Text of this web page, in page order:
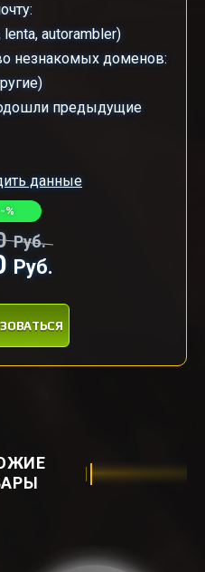
lenta, autorambler)
незнакомых доменов:
предыдущие
данные
-%
Руб.
Руб.